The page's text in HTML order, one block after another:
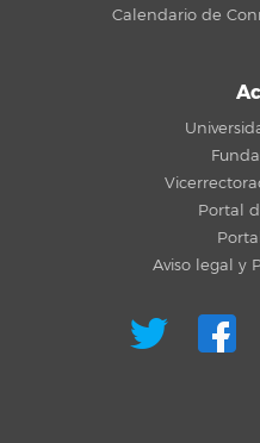
Calendario de
Portal
Aviso legal y